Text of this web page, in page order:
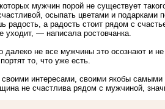
мужчин порой не существует
осыпать цветами и
радость, а радость стоит рядом с
уходит, — написала ростовчанка.
далеко не все мужчины это осознают и
то, что уже есть.
интересами, своими якобы
не счастлива рядом с мужчиной,